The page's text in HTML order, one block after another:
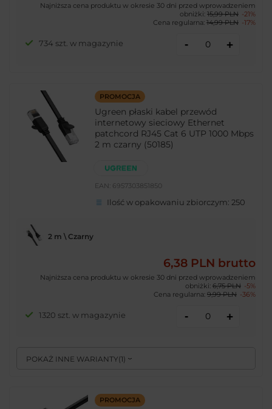
Najniższa cena produktu w okresie 30 dni przed wprowadzeniem
obniżki: 15,99 PLN -21%
Cena regularna: 14,99 PLN -17%
734 szt. w magazynie - +
PROMOCJA
Ugreen płaski kabel przewód
internetowy sieciowy Ethernet
patchcord RJ45 Cat 6 UTP 1000 Mbps
2 m czarny (50185)
EAN: 6957303851850
Ilość w opakowaniu zbiorczym: 250
POKAŻ INNE WARIANTY( 1)
2 m \ Czarny
6,38 PLN brutto
Najniższa cena produktu w okresie 30 dni przed wprowadzeniem
obniżki: 6,75 PLN -5%
Cena regularna: 9,99 PLN -36%
1320 szt. w magazynie - +
PROMOCJA